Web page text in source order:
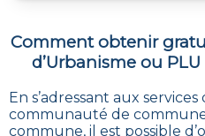
Comment obtenir
d’Urbanisme ou PLU
En s’adressant aux
communauté de
commune, il est possible